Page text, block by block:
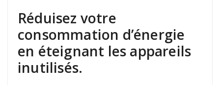
Réduisez votre
consommation d’énergie
en éteignant les appareils
inutilisés.